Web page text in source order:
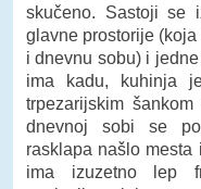
skučeno. Sastoji se
glavne prostorije
i dnevnu sobu) i
ima kadu, kuhinja
trpezarijskim
dnevnoj sobi se
rasklapa našlo
ima izuzetno lep